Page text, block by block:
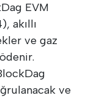
EVM
akıllı
ve gaz
ve